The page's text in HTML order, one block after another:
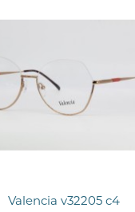
Valencia v32205 c4